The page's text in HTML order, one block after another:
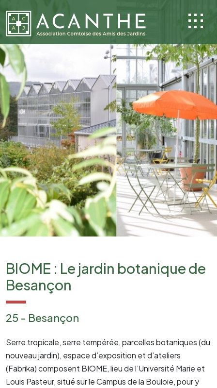
BIOME : Le jardin botanique de
Besançon
25 - Besançon
Serre tropicale, serre tempérée, parcelles botaniques (du
nouveau jardin), espace d’exposition et d’ateliers
(Fabrika) composent BIOME, lieu de l’Université Marie et
Louis Pasteur, situé sur le Campus de la Bouloie, pour y